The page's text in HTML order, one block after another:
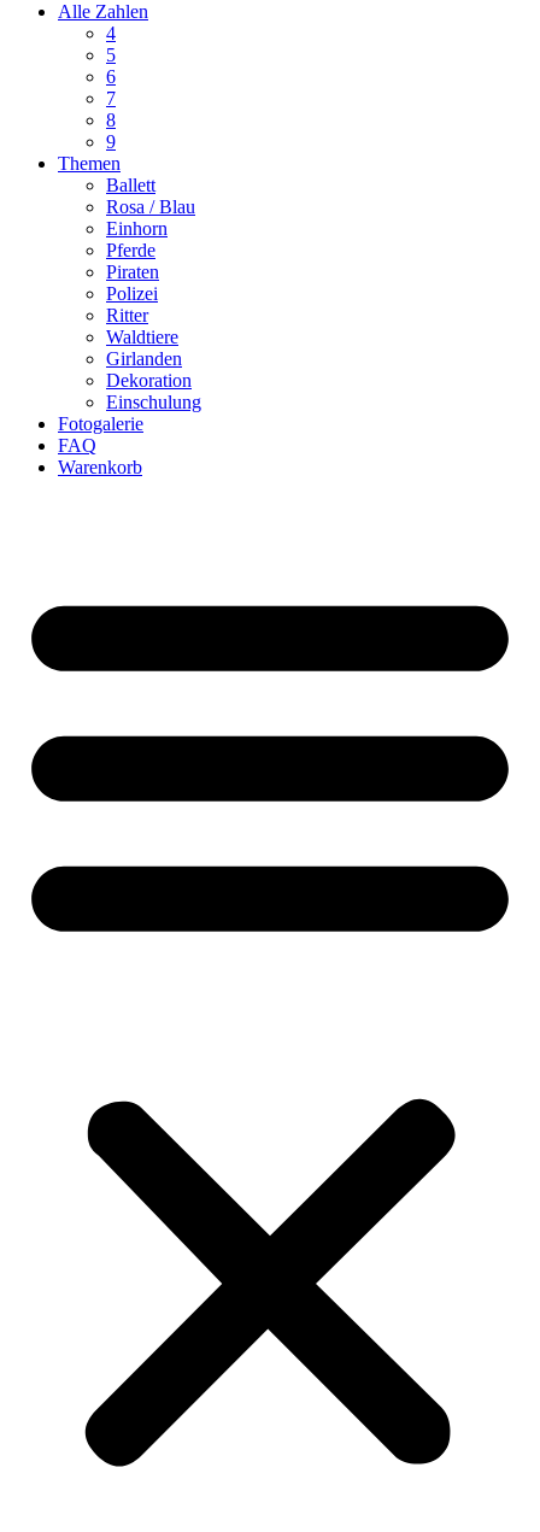
Alle Zahlen
4
5
6
7
8
9
Themen
Ballett
Rosa / Blau
Einhorn
Pferde
Piraten
Polizei
Ritter
Waldtiere
Girlanden
Dekoration
Einschulung
Fotogalerie
FAQ
Warenkorb